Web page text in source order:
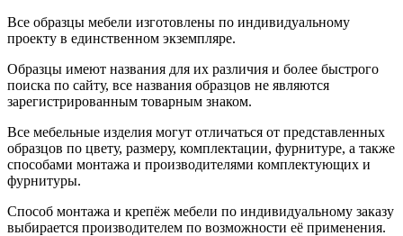
Все образцы мебели изготовлены по индивидуальному
проекту в единственном экземпляре.
Образцы имеют названия для их различия и более быстрого
поиска по сайту, все названия образцов не являются
зарегистрированным товарным знаком.
Все мебельные изделия могут отличаться от представленных
образцов по цвету, размеру, комплектации, фурнитуре, а также
способами монтажа и производителями комплектующих и
фурнитуры.
Способ монтажа и крепёж мебели по индивидуальному заказу
выбирается производителем по возможности её применения.